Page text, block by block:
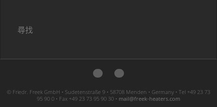
尋找
© Friedr. Freek GmbH • Sudetenstraße 9 • 58708 Menden • Germany • Tel +49 23 73
95 90 0 • Fax +49 23 73 95 90 30 • moc.sretaeh-keerf@liam